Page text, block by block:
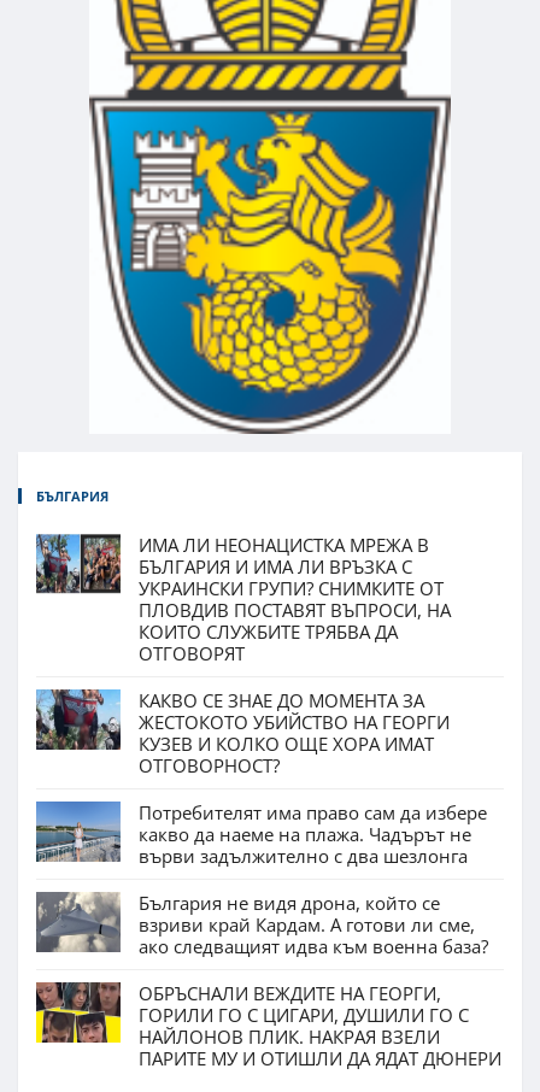
БЪЛГАРИЯ
ИМА ЛИ НЕОНАЦИСТКА МРЕЖА В
БЪЛГАРИЯ И ИМА ЛИ ВРЪЗКА С
УКРАИНСКИ ГРУПИ? СНИМКИТЕ ОТ
ПЛОВДИВ ПОСТАВЯТ ВЪПРОСИ, НА
КОИТО СЛУЖБИТЕ ТРЯБВА ДА
ОТГОВОРЯТ
КАКВО СЕ ЗНАЕ ДО МОМЕНТА ЗА
ЖЕСТОКОТО УБИЙСТВО НА ГЕОРГИ
КУЗЕВ И КОЛКО ОЩЕ ХОРА ИМАТ
ОТГОВОРНОСТ?
Потребителят има право сам да избере
какво да наеме на плажа. Чадърът не
върви задължително с два шезлонга
България не видя дрона, който се
взриви край Кардам. А готови ли сме,
ако следващият идва към военна база?
ОБРЪСНАЛИ ВЕЖДИТЕ НА ГЕОРГИ,
ГОРИЛИ ГО С ЦИГАРИ, ДУШИЛИ ГО С
НАЙЛОНОВ ПЛИК. НАКРАЯ ВЗЕЛИ
ПАРИТЕ МУ И ОТИШЛИ ДА ЯДАТ ДЮНЕРИ